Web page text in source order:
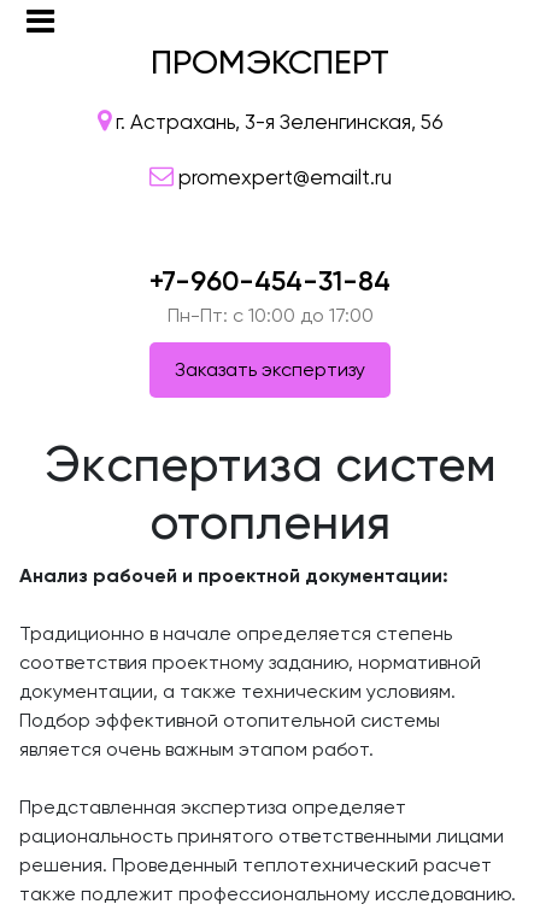
ПРОМЭКСПЕРТ
г. Астрахань, 3-я Зеленгинская, 56
promexpert@emailt.ru
+7-960-454-31-84
Пн-Пт: c 10:00 до 17:00
Заказать экспертизу
Экcпертиза систем
отопления
Анализ рабочей и проектной документации:
Традиционно в начале определяется степень
соответствия проектному заданию, нормативной
документации, а также техническим условиям.
Подбор эффективной отопительной системы
является очень важным этапом работ.
Представленная экспертиза определяет
рациональность принятого ответственными лицами
решения. Проведенный теплотехнический расчет
также подлежит профессиональному исследованию.